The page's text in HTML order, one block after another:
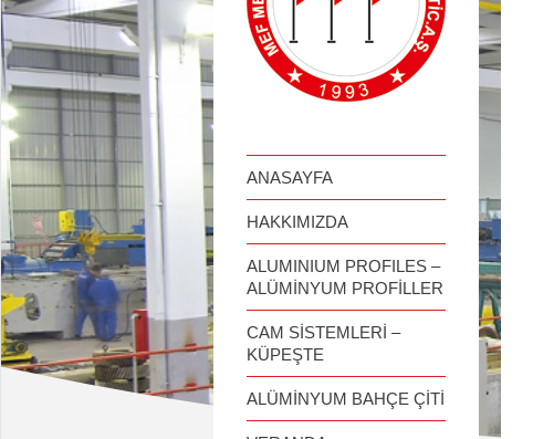
ANASAYFA
HAKKIMIZDA
ALUMINIUM PROFILES –
ALÜMİNYUM PROFİLLER
CAM SİSTEMLERİ –
KÜPEŞTE
ALÜMİNYUM BAHÇE ÇİTİ